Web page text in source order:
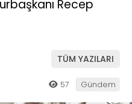
Recep
TÜM YAZILARI
57 Gündem